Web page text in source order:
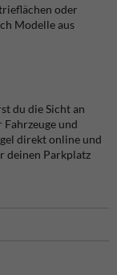
oder
Modelle aus
du die Sicht an
und
direkt online und
deinen Parkplatz